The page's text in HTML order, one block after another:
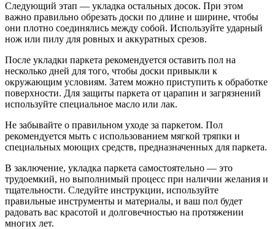
Следующий этап — укладка остальных досок. При этом
важно правильно обрезать доски по длине и ширине, чтобы
они плотно соединялись между собой. Используйте ударный
нож или пилу для ровных и аккуратных срезов.
После укладки паркета рекомендуется оставить пол на
несколько дней для того, чтобы доски привыкли к
окружающим условиям. Затем можно приступить к обработке
поверхности. Для защиты паркета от царапин и загрязнений
используйте специальное масло или лак.
Не забывайте о правильном уходе за паркетом. Пол
рекомендуется мыть с использованием мягкой тряпки и
специальных моющих средств, предназначенных для паркета.
В заключение, укладка паркета самостоятельно — это
трудоемкий, но выполнимый процесс при наличии желания и
тщательности. Следуйте инструкции, используйте
правильные инструменты и материалы, и ваш пол будет
радовать вас красотой и долговечностью на протяжении
многих лет.